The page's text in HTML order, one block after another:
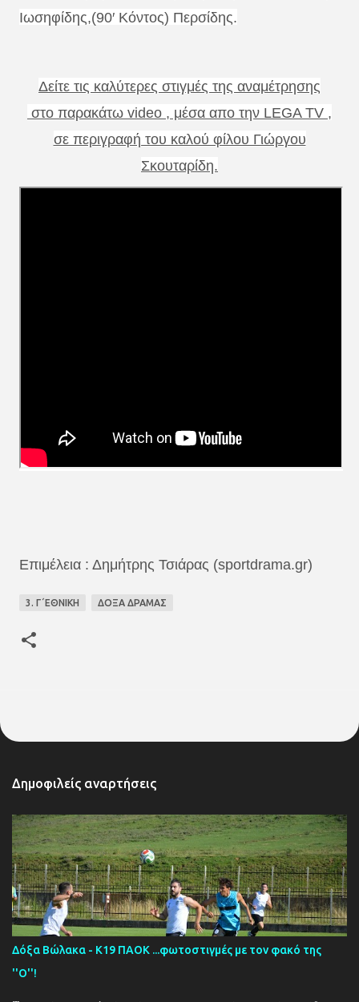
Ιωσηφίδης,(90′ Κόντος) Περσίδης.
Δείτε τις καλύτερες στιγμές της αναμέτρησης
στο παρακάτω video , μέσα απο την LEGA TV ,
σε περιγραφή του καλού φίλου Γιώργου
Σκουταρίδη.
Επιμέλεια : Δημήτρης Τσιάρας (sportdrama.gr)
3. Γ΄ΕΘΝΙΚΗ ΔΟΞΑ ΔΡΑΜΑΣ
Δημοφιλείς αναρτήσεις
Δόξα Βώλακα - Κ19 ΠΑΟΚ ...φωτοστιγμές με τον φακό της
''Ο''!